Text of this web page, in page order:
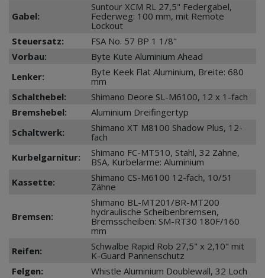
Gabel:
Suntour XCM RL 27,5" Federgabel,
Federweg: 100 mm, mit Remote
Lockout
Steuersatz:
FSA No. 57 BP 1 1/8"
Vorbau:
Byte Kute Aluminium Ahead
Lenker:
Byte Keek Flat Aluminium, Breite: 680
mm
Schalthebel:
Shimano Deore SL-M6100, 12 x 1-fach
Bremshebel:
Aluminium Dreifingertyp
Schaltwerk:
Shimano XT M8100 Shadow Plus, 12-
fach
Kurbelgarnitur:
Shimano FC-MT510, Stahl, 32 Zähne,
BSA, Kurbelarme: Aluminium
Kassette:
Shimano CS-M6100 12-fach, 10/51
Zähne
Bremsen:
Shimano BL-MT201/BR-MT200
hydraulische Scheibenbremsen,
Bremsscheiben: SM-RT30 180F/160
mm
Reifen:
Schwalbe Rapid Rob 27,5" x 2,10" mit
K-Guard Pannenschutz
Felgen:
Whistle Aluminium Doublewall, 32 Loch